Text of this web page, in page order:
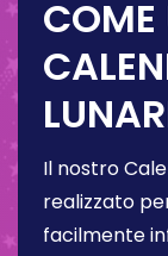
COME
Il nostro
realizzato
facilmente